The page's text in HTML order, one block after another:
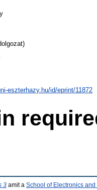
eszterhazy.hu/id/eprint/11872
3 amit a School of Electronics